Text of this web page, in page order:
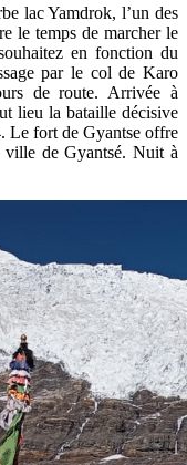
lac Yamdrok, l’un des
le temps de marcher le
en fonction du
par le col de Karo
de route. Arrivée à
lieu la bataille décisive
Le fort de Gyantse offre
de Gyantsé. Nuit à